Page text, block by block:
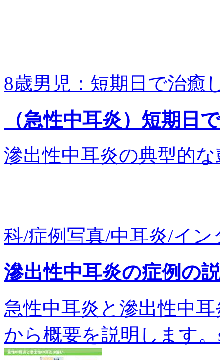
8歳男児：短期日で治癒
（急性中耳炎）短期日
滲出性中耳炎の典型的
科/症例写真/中耳炎/イ
滲出性中耳炎の症例の
急性中耳炎と滲出性中
から概要を説明します